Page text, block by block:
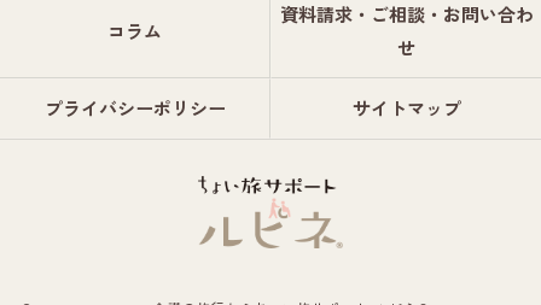
コラム
資料請求・ご相談・お問い合わ
せ
プライバシーポリシー サイトマップ